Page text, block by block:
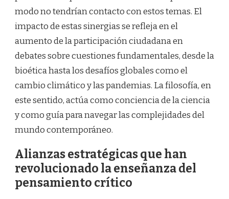
modo no tendrían contacto con estos temas. El
impacto de estas sinergias se refleja en el
aumento de la participación ciudadana en
debates sobre cuestiones fundamentales, desde la
bioética hasta los desafíos globales como el
cambio climático y las pandemias. La filosofía, en
este sentido, actúa como conciencia de la ciencia
y como guía para navegar las complejidades del
mundo contemporáneo.
Alianzas estratégicas que han
revolucionado la enseñanza del
pensamiento crítico